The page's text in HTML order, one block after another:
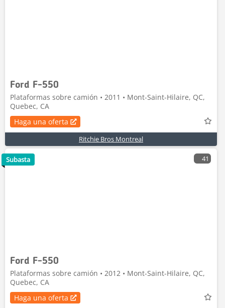
Ford F-550
Plataformas sobre camión • 2011 • Mont-Saint-Hilaire, QC,
Quebec, CA
Haga una oferta
Ritchie Bros Montreal
41
Ford F-550
Plataformas sobre camión • 2012 • Mont-Saint-Hilaire, QC,
Quebec, CA
Haga una oferta
Subasta